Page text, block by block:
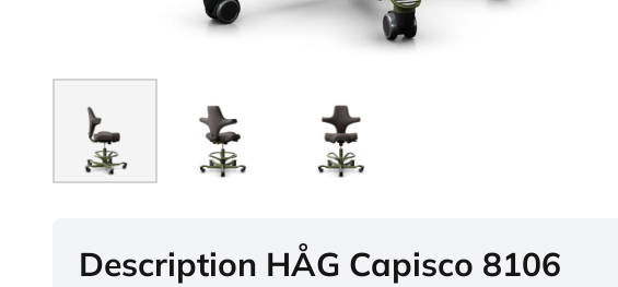
Description HÅG Capisco 8106